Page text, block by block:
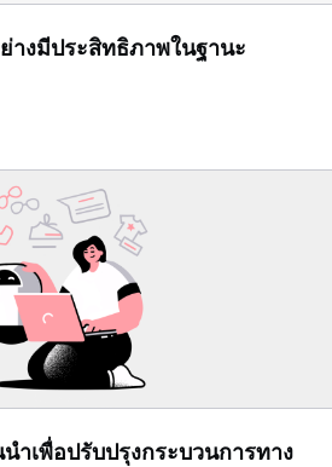
างมีประสิทธิภาพในฐานะ
ำเพื่อปรับปรุงกระบวนการทาง